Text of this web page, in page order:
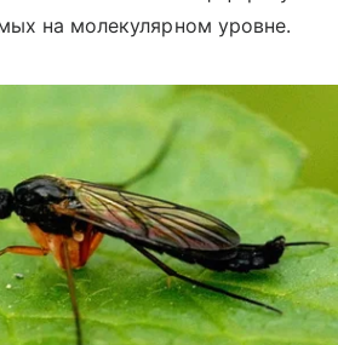
на молекулярном уровне.